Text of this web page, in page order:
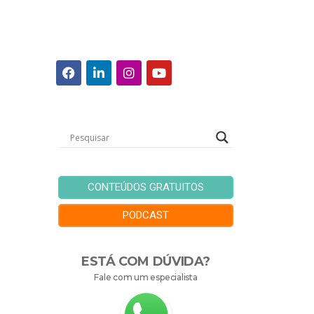
CONTEÚDOS GRATUITOS
PODCAST
ESTÁ COM DÚVIDA?
Fale com um especialista